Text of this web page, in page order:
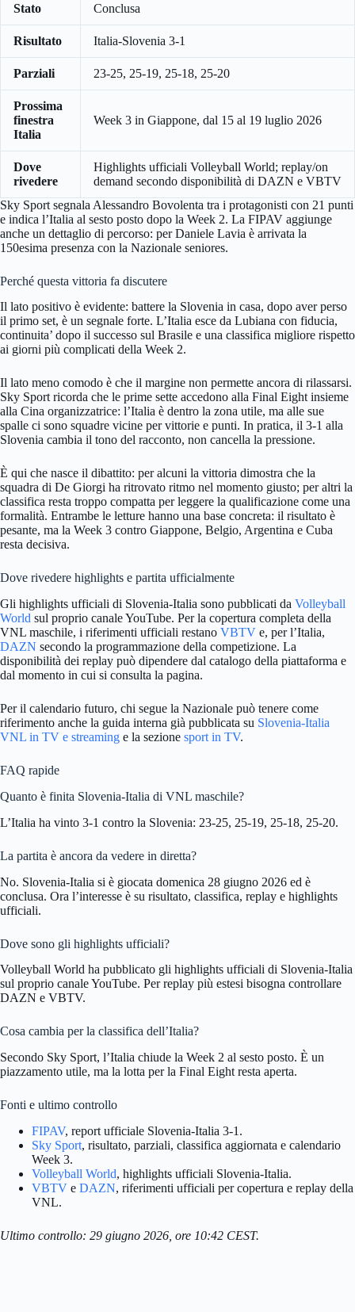
Stato Conclusa
Risultato Italia-Slovenia 3-1
Parziali 23-25, 25-19, 25-18, 25-20
Prossima
finestra
Italia
Week 3 in Giappone, dal 15 al 19 luglio 2026
Dove
rivedere
Highlights ufficiali Volleyball World; replay/on
demand secondo disponibilità di DAZN e VBTV
Sky Sport segnala Alessandro Bovolenta tra i protagonisti con 21 punti
e indica l’Italia al sesto posto dopo la Week 2. La FIPAV aggiunge
anche un dettaglio di percorso: per Daniele Lavia è arrivata la
150esima presenza con la Nazionale seniores.
Perché questa vittoria fa discutere
Il lato positivo è evidente: battere la Slovenia in casa, dopo aver perso
il primo set, è un segnale forte. L’Italia esce da Lubiana con fiducia,
continuita’ dopo il successo sul Brasile e una classifica migliore rispetto
ai giorni più complicati della Week 2.
Il lato meno comodo è che il margine non permette ancora di rilassarsi.
Sky Sport ricorda che le prime sette accedono alla Final Eight insieme
alla Cina organizzatrice: l’Italia è dentro la zona utile, ma alle sue
spalle ci sono squadre vicine per vittorie e punti. In pratica, il 3-1 alla
Slovenia cambia il tono del racconto, non cancella la pressione.
È qui che nasce il dibattito: per alcuni la vittoria dimostra che la
squadra di De Giorgi ha ritrovato ritmo nel momento giusto; per altri la
classifica resta troppo compatta per leggere la qualificazione come una
formalità. Entrambe le letture hanno una base concreta: il risultato è
pesante, ma la Week 3 contro Giappone, Belgio, Argentina e Cuba
resta decisiva.
Dove rivedere highlights e partita ufficialmente
Gli highlights ufficiali di Slovenia-Italia sono pubblicati da Volleyball
World sul proprio canale YouTube. Per la copertura completa della
VNL maschile, i riferimenti ufficiali restano VBTV e, per l’Italia,
DAZN secondo la programmazione della competizione. La
disponibilità dei replay può dipendere dal catalogo della piattaforma e
dal momento in cui si consulta la pagina.
Per il calendario futuro, chi segue la Nazionale può tenere come
riferimento anche la guida interna già pubblicata su Slovenia-Italia
VNL in TV e streaming e la sezione sport in TV.
FAQ rapide
Quanto è finita Slovenia-Italia di VNL maschile?
L’Italia ha vinto 3-1 contro la Slovenia: 23-25, 25-19, 25-18, 25-20.
La partita è ancora da vedere in diretta?
No. Slovenia-Italia si è giocata domenica 28 giugno 2026 ed è
conclusa. Ora l’interesse è su risultato, classifica, replay e highlights
ufficiali.
Dove sono gli highlights ufficiali?
Volleyball World ha pubblicato gli highlights ufficiali di Slovenia-Italia
sul proprio canale YouTube. Per replay più estesi bisogna controllare
DAZN e VBTV.
Cosa cambia per la classifica dell’Italia?
Secondo Sky Sport, l’Italia chiude la Week 2 al sesto posto. È un
piazzamento utile, ma la lotta per la Final Eight resta aperta.
Fonti e ultimo controllo
FIPAV, report ufficiale Slovenia-Italia 3-1.
Sky Sport, risultato, parziali, classifica aggiornata e calendario
Week 3.
Volleyball World, highlights ufficiali Slovenia-Italia.
VBTV e DAZN, riferimenti ufficiali per copertura e replay della
VNL.
Ultimo controllo: 29 giugno 2026, ore 10:42 CEST.